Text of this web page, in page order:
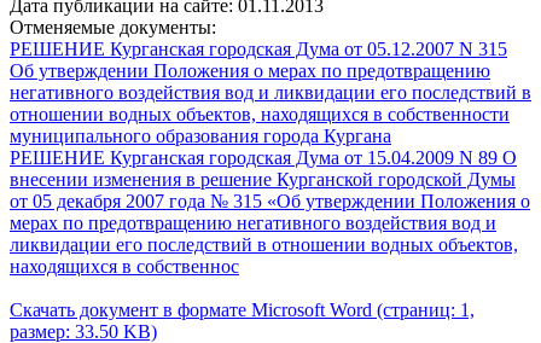
Дата публикации на сайте: 01.11.2013
Отменяемые документы:
РЕШЕНИЕ Курганская городская Дума от 05.12.2007 N 315
Об утверждении Положения о мерах по предотвращению
негативного воздействия вод и ликвидации его последствий в
отношении водных объектов, находящихся в собственности
муниципального образования города Кургана
РЕШЕНИЕ Курганская городская Дума от 15.04.2009 N 89 О
внесении изменения в решение Курганской городской Думы
от 05 декабря 2007 года № 315 «Об утверждении Положения о
мерах по предотвращению негативного воздействия вод и
ликвидации его последствий в отношении водных объектов,
находящихся в собственнос
Скачать документ в формате Microsoft Word (страниц: 1,
размер: 33.50 KB)